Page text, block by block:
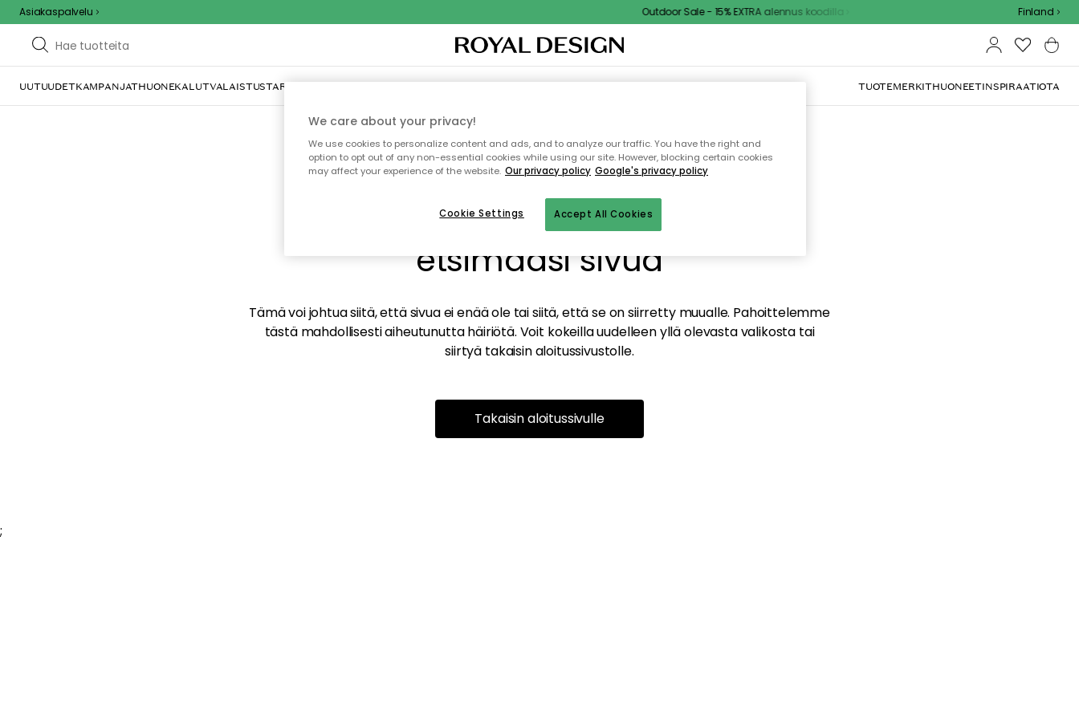
Asiakaspalvelu Outdoor Sale - 15% EXTRA alennus koodilla Finland
UUTUUDETKAMPANJATHUONEKALUTVALAISTUSTARJOILU JA KATTAUSSISUSTUSTEKSTIILIT & MATOTKEITTIÖSÄILYTYSULKOKALUSTEET TUOTEMERKITHUONEETINSPIRAATIOTA
Emme valitettavasti löydä
etsimääsi sivua
Tämä voi johtua siitä, että sivua ei enää ole tai siitä, että se on siirretty muualle. Pahoittelemme
tästä mahdollisesti aiheutunutta häiriötä. Voit kokeilla uudelleen yllä olevasta valikosta tai
siirtyä takaisin aloitussivustolle.
Takaisin aloitussivulle
;
We care about your privacy!
We use cookies to personalize content and ads, and to analyze our traffic. You have the right and
option to opt out of any non-essential cookies while using our site. However, blocking certain cookies
may affect your experience of the website. Our privacy policy Google's privacy policy
Accept All Cookies
Cookie Settings